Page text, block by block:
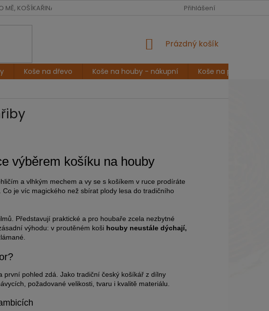
MĚ, KOŠÍKAŘINA DOPRAVA A PLATBA
Přihlášení
NÁKUPNÍ
Prázdný košík
Koše na dřevo Koše na houby - nákupní Koše na prádlo
výběrem košíku na houby
a vlhkým mechem a vy se s košíkem v ruce prodíráte
je víc magického než sbírat plody lesa do tradičního
Představují praktické a pro houbaře zcela nezbytné
výhodu: v proutěném koši houby neustále dýchají,
pohled zdá. Jako tradiční český košíkář z dílny
požadované velikosti, tvaru i kvalitě materiálu.